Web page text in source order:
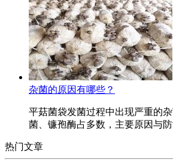
杂菌的原因有哪些？
平菇菌袋发菌过程中出现严重的
菌、镰孢酶占多数，主要原因与
热门文章